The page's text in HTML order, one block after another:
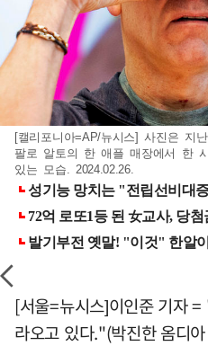
[캘리포니아=AP/뉴시스] 사진은 지
팔로 알토의 한 애플 매장에서 한
있는 모습. 2024.02.26.
[서울=뉴시스]이인준 기자
라오고 있다."(박진한 옴디